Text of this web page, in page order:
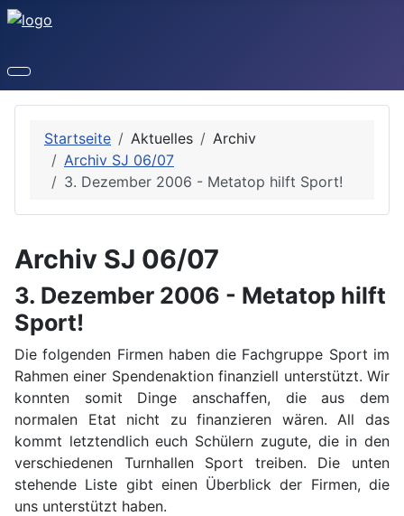
Startseite Aktuelles
Archiv
Archiv SJ 06/07
3. Dezember 2006 - Metatop hilft Sport!
Archiv SJ 06/07
3. Dezember 2006 - Metatop hilft
Sport!
Die folgenden Firmen haben die Fachgruppe Sport im
Rahmen einer Spendenaktion finanziell unterstützt. Wir
konnten somit Dinge anschaffen, die aus dem
normalen Etat nicht zu finanzieren wären. All das
kommt letztendlich euch Schülern zugute, die in den
verschiedenen Turnhallen Sport treiben. Die unten
stehende Liste gibt einen Überblick der Firmen, die
uns unterstützt haben.